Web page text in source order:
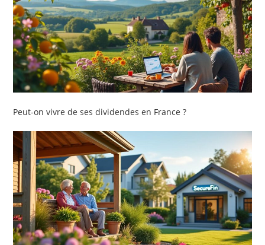
Peut-on vivre de ses dividendes en France ?